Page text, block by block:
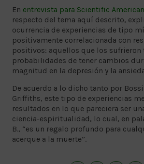
En entrevista para Scientific American
respecto del tema aquí descrito,
ocurrencia de experiencias de tipo
positivamente correlacionada con
positivos: aquellos que los sufrieron
probabilidades de tener cambios
magnitud en la depresión y la
De acuerdo a lo dicho tanto por
Griffiths, este tipo de experiencias
resultados en lo que pareciera ser
ciencia-espiritualidad, lo cual, en
B., “es un regalo profundo para
acerque a la muerte”.